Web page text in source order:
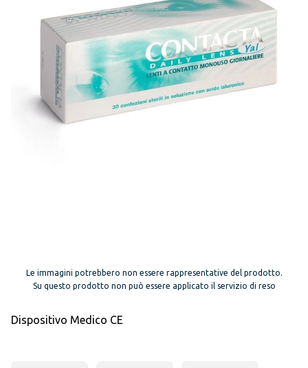
Le immagini potrebbero non essere rappresentative del prodotto.
Su questo prodotto non può essere applicato il servizio di reso
Dispositivo Medico CE